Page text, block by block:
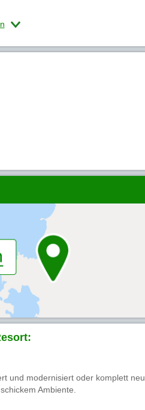
und modernisiert oder komplett neu
Ambiente.